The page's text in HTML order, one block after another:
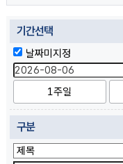
기간선택
날짜미지정
1주일
구분